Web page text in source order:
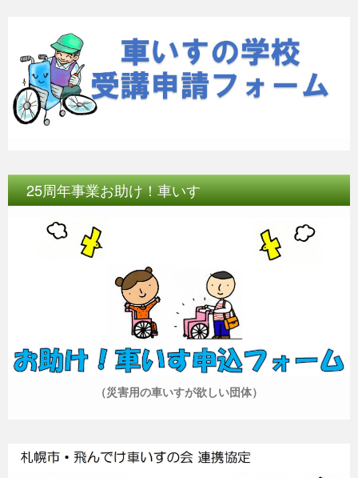
25周年事業お助け！車いす
（災害用の車いすが欲しい団体）